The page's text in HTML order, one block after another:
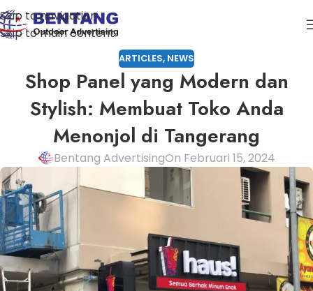
Skip to navigation
Skip to main content
ARTICLES, NEWS
Shop Panel yang Modern dan
Stylish: Membuat Toko Anda
Menonjol di Tangerang
Bentang AdvertisingOn Februari 15, 2024